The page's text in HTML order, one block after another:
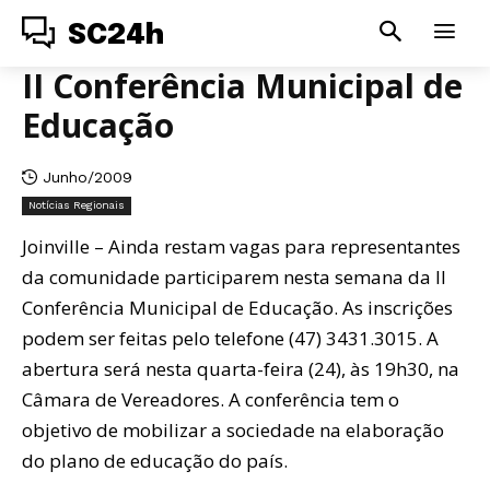
SC24h
II Conferência Municipal de
Educação
Junho/2009
Notícias Regionais
Joinville – Ainda restam vagas para representantes
da comunidade participarem nesta semana da II
Conferência Municipal de Educação. As inscrições
podem ser feitas pelo telefone (47) 3431.3015. A
abertura será nesta quarta-feira (24), às 19h30, na
Câmara de Vereadores. A conferência tem o
objetivo de mobilizar a sociedade na elaboração
do plano de educação do país.